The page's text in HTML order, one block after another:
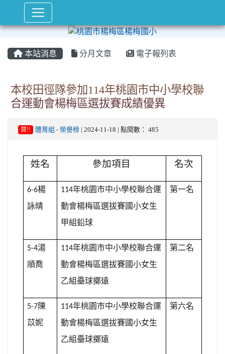
本站消息 分月文章 電子報列表
本校田徑隊參加114年桃園市中小學校聯
合運動會楊梅區選拔賽成績優異
賀!! 體育組 - 榮譽榜| 2024-11-18 | 點閱數： 485
姓名 參加項目 名次
6-6楊
詠晴
114年桃園市中小學校聯合運
動會楊梅區選拔賽國小女生
甲組鉛球
第一名
5-4湯
順喬
114年桃園市中小學校聯合運
動會楊梅區選拔賽國小女生
乙組壘球擲遠
第二名
5-7陳
苡妮
114年桃園市中小學校聯合運
動會楊梅區選拔賽國小女生
乙組壘球擲遠
第六名